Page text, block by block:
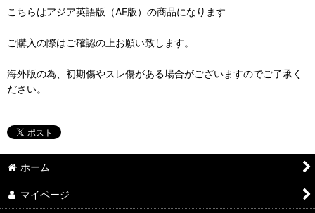
こちらはアジア英語版（AE版）の商品になります
ご購入の際はご確認の上お願い致します。
海外版の為、初期傷やスレ傷がある場合がございますのでご了承く
ださい。
ホーム
マイページ